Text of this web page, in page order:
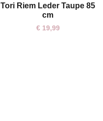
o,85
Tori Riem Leder Taupe 85
cm
€19,99